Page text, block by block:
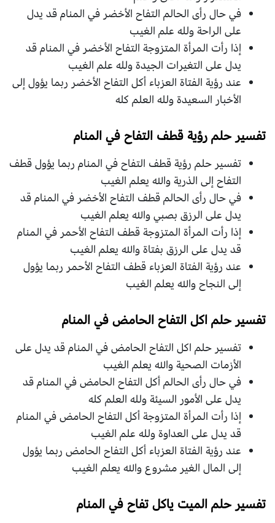
في حال رأى الحالم التفاح الأخضر في المنام قد يدل
على الراحة ولله علم الغيب
إذا رأت المرأة المتزوجة التفاح الأخضر في المنام قد
يدل على التغيرات الجيدة ولله علم الغيب
عند رؤية الفتاة العزباء أكل التفاح الأخضر ربما يؤول إلى
الأخبار السعيدة ولله العلم كله
تفسير حلم رؤية قطف التفاح في المنام
تفسير حلم رؤية قطف التفاح في المنام ربما يؤول قطف
التفاح إلى الذرية والله يعلم الغيب
في حال رأى الحالم قطف التفاح الأخضر في المنام قد
يدل على الرزق بصبي والله يعلم الغيب
إذا رأت المرأة المتزوجة قطف التفاح الأحمر في المنام
قد يدل على الرزق بفتاة والله يعلم الغيب
عند رؤية الفتاة العزباء قطف التفاح الأحمر ربما يؤول
إلى النجاح والله يعلم الغيب
تفسير حلم اكل التفاح الحامض في المنام
تفسير حلم اكل التفاح الحامض في المنام قد يدل على
الأزمات الصحية والله يعلم الغيب
في حال رأى الحالم أكل التفاح الحامض في المنام قد
يدل على الأمور السيئة ولله العلم كله
إذا رأت المرأة المتزوجة أكل التفاح الحامض في المنام
قد يدل على العداوة ولله علم الغيب
عند رؤية الفتاة العزباء أكل التفاح الحامض ربما يؤول
إلى المال الغير مشروع والله يعلم الغيب
تفسير حلم الميت ياكل تفاح في المنام